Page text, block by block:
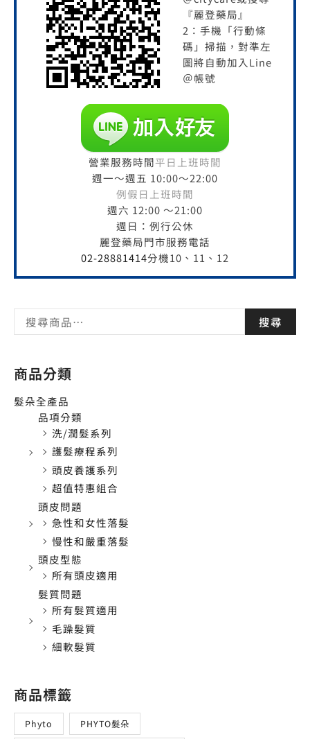
『麗登藥局』
2：手機「行動條
碼」掃描，對準左
圖將自動加入Line
＠帳號
營業服務時間平日上班時間
週一～週五 10:00～22:00
例假日上班時間
週六 12:00 ～21:00
週日：例行公休
麗登藥局門市服務電話
02-28881414分機10、11、12
搜尋
商品分類
髮朵全產品
品項分類
洗/潤髮系列
護髮療程系列
頭皮養護系列
超值特惠組合
頭皮問題
急性和女性落髮
慢性和嚴重落髮
頭皮型態
所有頭皮適用
髮質問題
所有髮質適用
毛躁髮質
細軟髮質
商品標籤
Phyto PHYTO髮朵